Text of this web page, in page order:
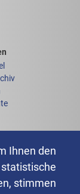
Ihnen den
stimmen